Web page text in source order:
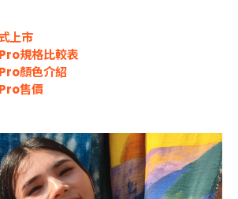
上市
規格比較表
顏色介紹
售價